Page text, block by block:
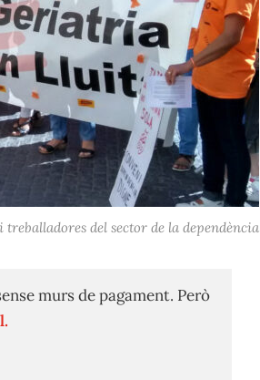
del sector de la dependència
murs de pagament. Però